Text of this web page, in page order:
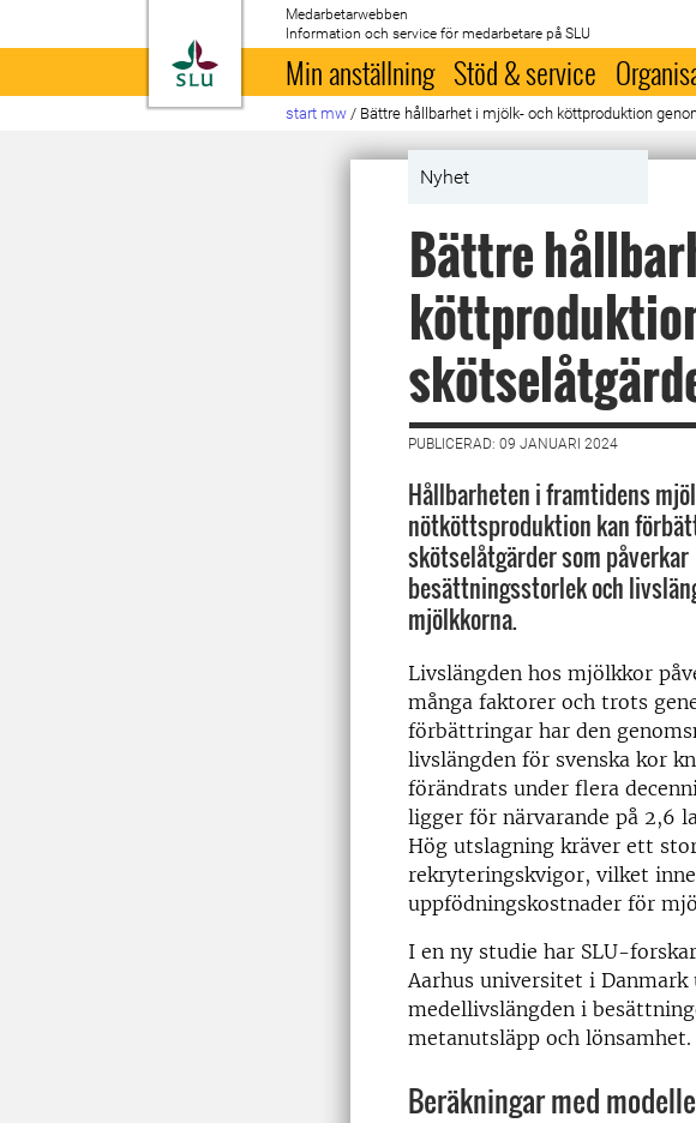
Till startsida
Medarbetarwebben
Information och service för medarbetare på SLU
Min anställning Stöd & service
start mw / Bättre hållbarhet i mjölk- och köttproduktion
Nyhet
Bättre
PUBLICERAD: 09 JANUARI 2024
Hållbarheten i framtidens
nötköttsproduktion kan
skötselåtgärder som påverkar
besättningsstorlek och
mjölkkorna.
Livslängden hos mjölkkor
många faktorer och trots
förbättringar har den
livslängden för svenska kor
förändrats under flera
ligger för närvarande på 2,6
Hög utslagning kräver ett
rekryteringskvigor, vilket
uppfödningskostnader för
I en ny studie har SLU-
Aarhus universitet i
medellivslängden i
metanutsläpp och lönsamhet.
Beräkningar med